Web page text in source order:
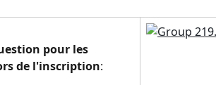
pour les
de l'inscription: